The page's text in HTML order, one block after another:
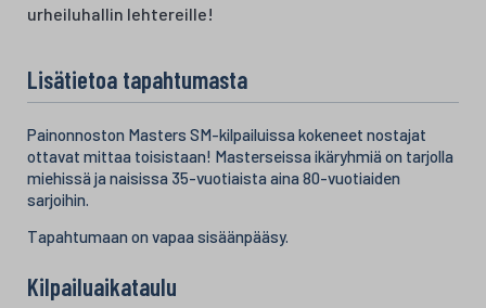
urheiluhallin lehtereille!
Lisätietoa tapahtumasta
Painonnoston Masters SM-kilpailuissa kokeneet nostajat
ottavat mittaa toisistaan! Masterseissa ikäryhmiä on tarjolla
miehissä ja naisissa 35-vuotiaista aina 80-vuotiaiden
sarjoihin.
Tapahtumaan on vapaa sisäänpääsy.
Kilpailuaikataulu